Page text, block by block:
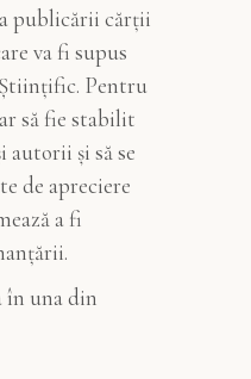
publicării cărții
va fi supus
Pentru
să fie stabilit
și să se
de apreciere
a fi
în una din